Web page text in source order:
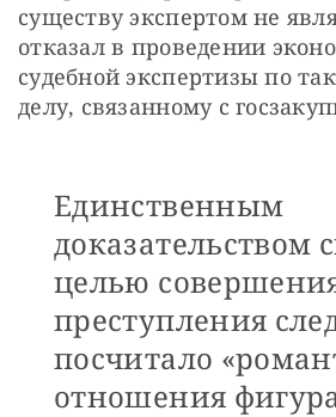
существу экспертом не
отказал в проведении
судебной экспертизы по
делу, связанному с
Единственным
доказательством
целью
преступления
посчитало
отношения